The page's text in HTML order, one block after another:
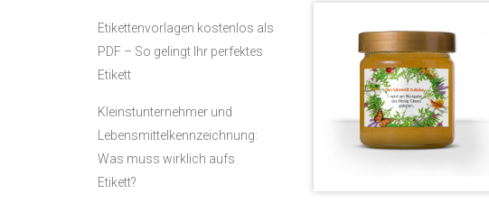
Etikettenvorlagen kostenlos als
PDF – So gelingt Ihr perfektes
Etikett
Kleinstunternehmer und
Lebensmittelkennzeichnung:
Was muss wirklich aufs
Etikett?